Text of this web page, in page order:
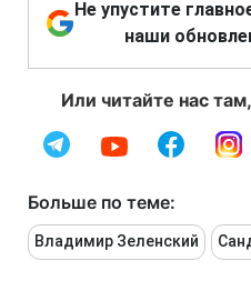
Не упустите
наши
Или читайте нас
Больше по теме:
Владимир Зеленский